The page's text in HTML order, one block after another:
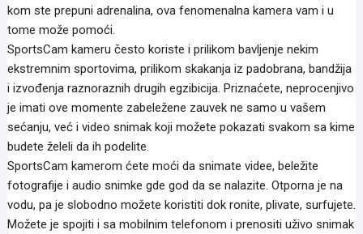
kom ste prepuni adrenalina, ova fenomenalna kamera vam i u
tome može pomoći.
SportsCam kameru često koriste i prilikom bavljenje nekim
ekstremnim sportovima, prilikom skakanja iz padobrana, bandžija
i izvođenja raznoraznih drugih egzibicija. Priznaćete, neprocenjivo
je imati ove momente zabeležene zauvek ne samo u vašem
sećanju, već i video snimak koji možete pokazati svakom sa kime
budete želeli da ih podelite.
SportsCam kamerom ćete moći da snimate videe, beležite
fotografije i audio snimke gde god da se nalazite. Otporna je na
vodu, pa je slobodno možete koristiti dok ronite, plivate, surfujete.
Možete je spojiti i sa mobilnim telefonom i prenositi uživo snimak